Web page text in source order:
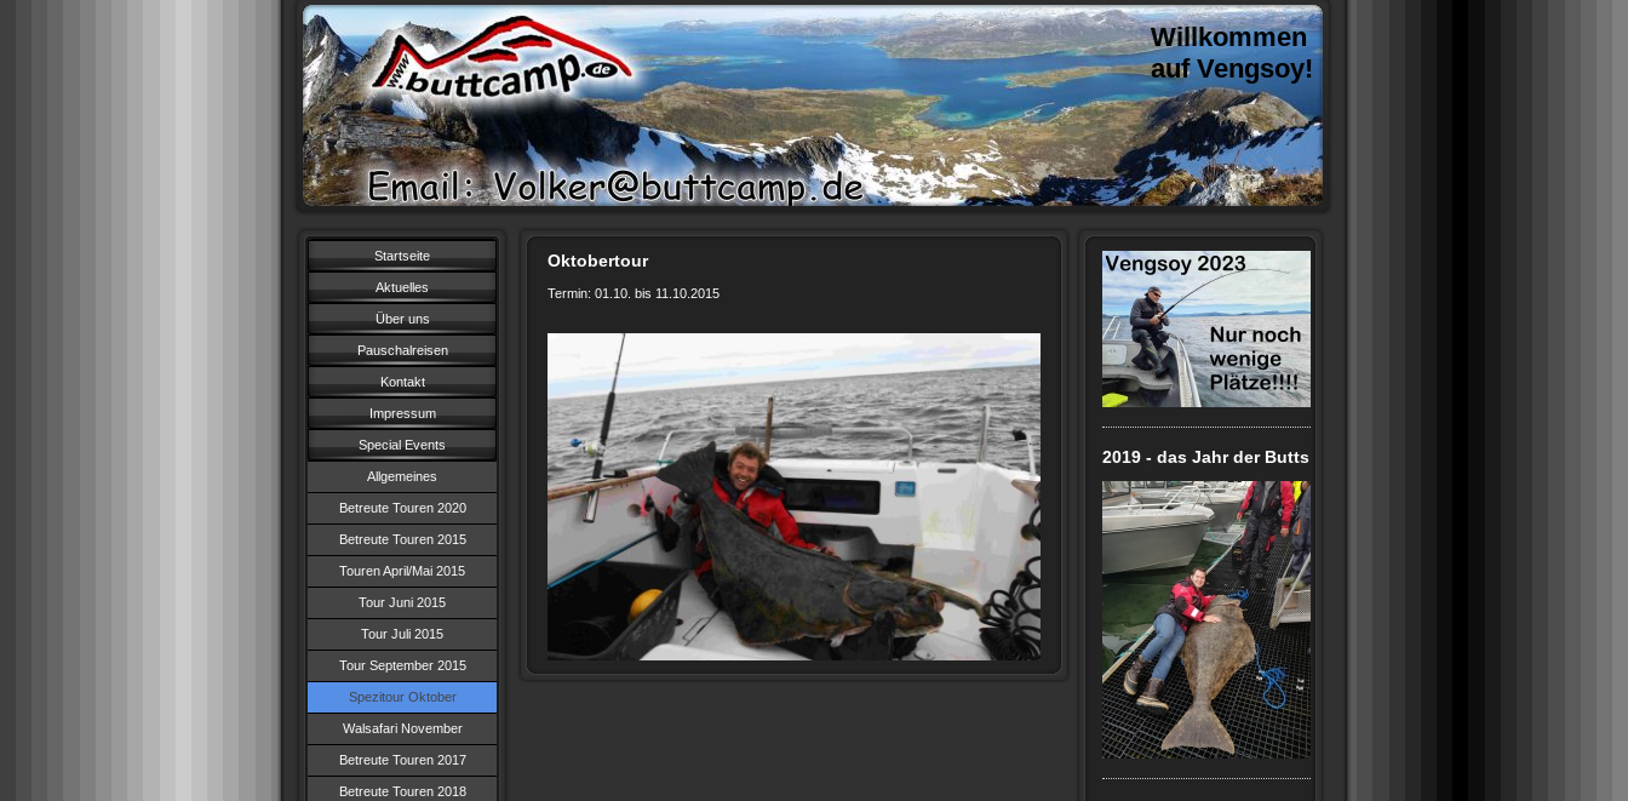
Willkommen
auf Vengsoy!
Startseite
Aktuelles
Über uns
Pauschalreisen
Kontakt
Impressum
Special Events
Allgemeines
Betreute Touren 2020
Betreute Touren 2015
Touren April/Mai 2015
Tour Juni 2015
Tour Juli 2015
Tour September 2015
Spezitour Oktober
Walsafari November
Betreute Touren 2017
Betreute Touren 2018
Oktobertour
Termin: 01.10. bis 11.10.2015
2019 - das Jahr der Butts